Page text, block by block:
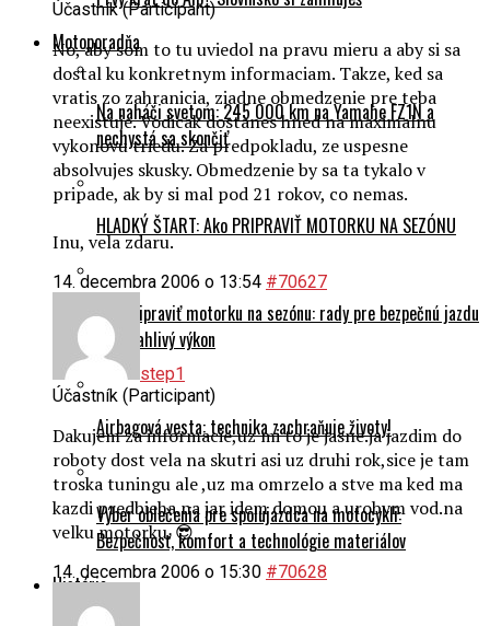
Motoporadňa
Na naháči svetom: 245 000 km na Yamahe FZ1N a
nechystá sa skončiť
HLADKÝ ŠTART: Ako PRIPRAVIŤ MOTORKU NA SEZÓNU
Ako pripraviť motorku na sezónu: rady pre bezpečnú jazdu
a spoľahlivý výkon
Airbagová vesta: technika zachraňuje životy!
Výber oblečenia pre spolujazdca na motocykli:
Bezpečnosť, komfort a technológie materiálov
História
Účastník (Participant)
No, aby som to tu uviedol na pravu mieru a aby si sa
dostal ku konkretnym informaciam. Takze, ked sa
vratis zo zahranicia, ziadne obmedzenie pre teba
neexistuje. Vodicak dostanes hned na maximalnu
vykonovu triedu. Za predpokladu, ze uspesne
absolvujes skusky. Obmedzenie by sa ta tykalo v
pripade, ak by si mal pod 21 rokov, co nemas.
Inu, vela zdaru.
14. decembra 2006 o 13:54 #70627
step1
Účastník (Participant)
Dakujem za informacie,uz mi to je jasne.ja jazdim do
roboty dost vela na skutri asi uz druhi rok,sice je tam
troska tuningu ale ,uz ma omrzelo a stve ma ked ma
kazdi predbieha.na jar idem domou a urobym vod.na
velku motorku. 😎
14. decembra 2006 o 15:30 #70628